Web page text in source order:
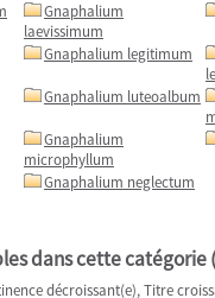
Gnaphalium
laevissimum
Gnaphalium legitimum
Gnaphalium luteoalbum
Gnaphalium
microphyllum
Gnaphalium neglectum
dans cette catégorie (
décroissant(e), Titre